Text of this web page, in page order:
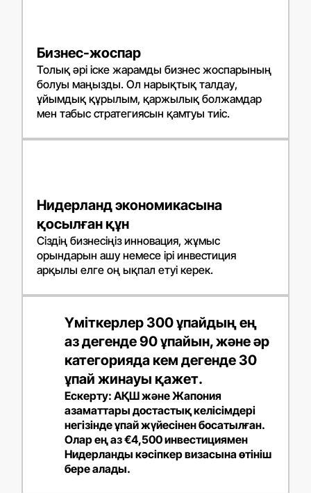
Бизнес-жоспар
Толық әрі іске жарамды бизнес жоспарының
болуы маңызды. Ол нарықтық талдау,
ұйымдық құрылым, қаржылық болжамдар
мен табыс стратегиясын қамтуы тиіс.
Нидерланд экономикасына
қосылған құн
Сіздің бизнесіңіз инновация, жұмыс
орындарын ашу немесе ірі инвестиция
арқылы елге оң ықпал етуі керек.
Үміткерлер 300 ұпайдың ең
аз дегенде 90 ұпайын, және әр
категорияда кем дегенде 30
ұпай жинауы қажет.
Ескерту: АҚШ және Жапония
азаматтары достастық келісімдері
негізінде ұпай жүйесінен босатылған.
Олар ең аз €4,500 инвестициямен
Нидерланды кәсіпкер визасына өтініш
бере алады.